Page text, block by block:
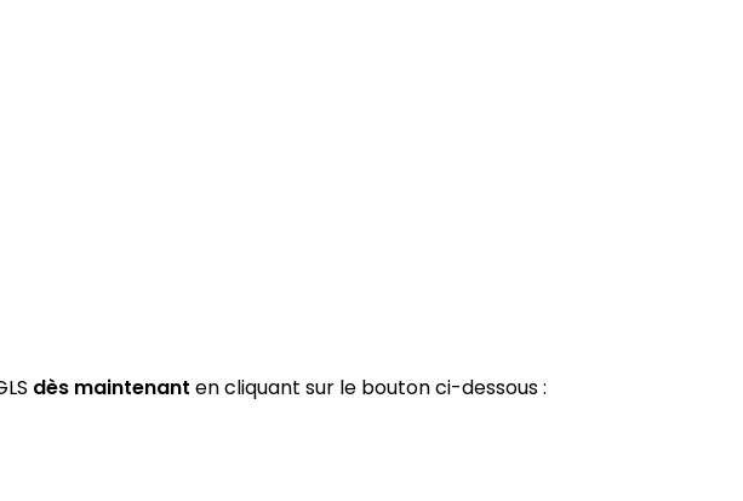
dès maintenant en cliquant sur le bouton ci-dessous :